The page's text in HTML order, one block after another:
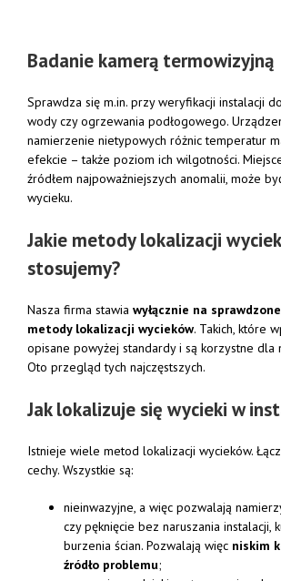
Badanie kamerą termowizyjną
Sprawdza się m.in. przy weryfikacji instalacji
wody czy ogrzewania podłogowego.
namierzenie nietypowych różnic temperatur
efekcie – także poziom ich wilgotności.
źródłem najpoważniejszych anomalii, może
wycieku.
Jakie metody lokalizacji
stosujemy?
Nasza firma stawia wyłącznie na
metody lokalizacji wycieków. Takich, które
opisane powyżej standardy i są korzystne dla
Oto przegląd tych najczęstszych.
Jak lokalizuje się wycieki w
Istnieje wiele metod lokalizacji wycieków.
cechy. Wszystkie są:
nieinwazyjne, a więc pozwalają
czy pęknięcie bez naruszania instalacji,
burzenia ścian. Pozwalają więc niskim
źródło problemu;